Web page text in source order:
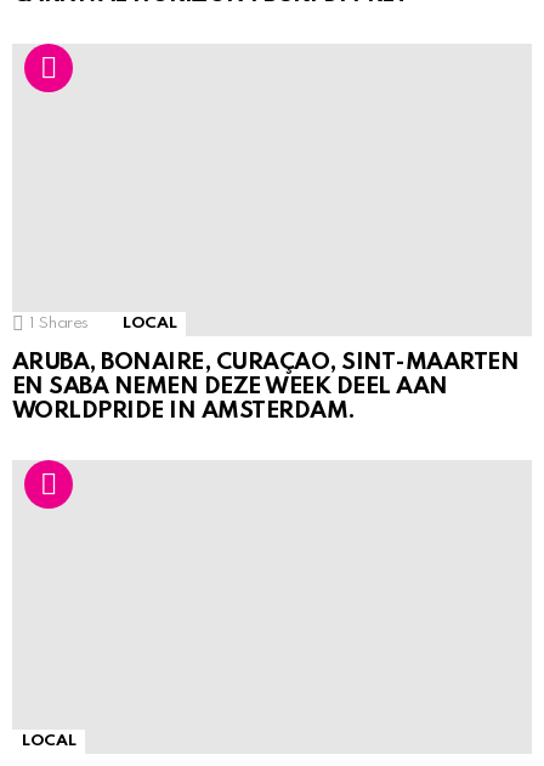
Shares LOCAL
ARUBA, BONAIRE, CURAÇAO, SINT-MAARTEN
EN SABA NEMEN DEZE WEEK DEEL AAN
WORLDPRIDE IN AMSTERDAM.
LOCAL